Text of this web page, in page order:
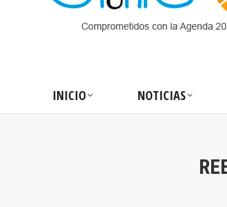
INICIO NOTICIAS